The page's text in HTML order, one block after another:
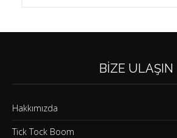
BIZE ULAŞIN
Hakkımızda
Tick Tock Boom